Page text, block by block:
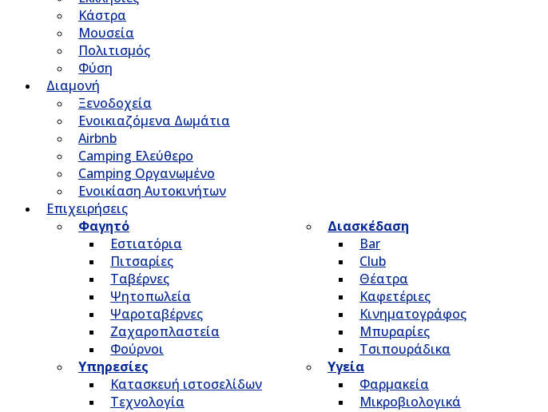
Κάστρα
Μουσεία
Πολιτισμός
Φύση
Διαμονή
Ξενοδοχεία
Ενοικιαζόμενα Δωμάτια
Airbnb
Camping Ελεύθερο
Camping Οργανωμένο
Ενοικίαση Αυτοκινήτων
Επιχειρήσεις
Φαγητό
Εστιατόρια
Πιτσαρίες
Ταβέρνες
Ψητοπωλεία
Ψαροταβέρνες
Ζαχαροπλαστεία
Φούρνοι
Διασκέδαση
Bar
Club
Θέατρα
Καφετέριες
Κινηματογράφος
Μπυραρίες
Τσιπουράδικα
Υπηρεσίες
Κατασκευή ιστοσελίδων
Τεχνολογία
Υγεία
Φαρμακεία
Μικροβιολογικά